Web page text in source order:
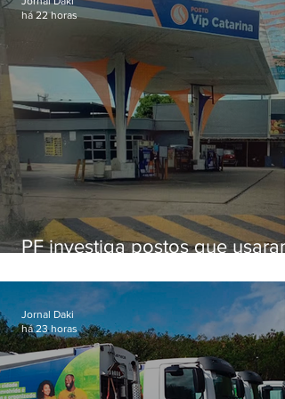
PF investiga postos que usaram
secretário morto em 2020
há 22 horas
Jornal Daki
há 23 horas